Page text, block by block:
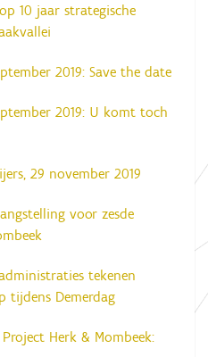
10 jaar strategische
2019: Save the date
2019: U komt toch
29 november 2019
voor zesde
tekenen
tijdens Demerdag
Herk & Mombeek: